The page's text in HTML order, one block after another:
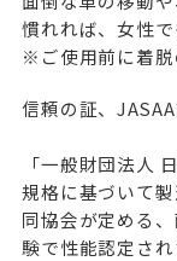
慣れれば、女性
※ご使用前に着脱
信頼の証、
「一般財団法人
規格に基づいて製
同協会が定める
験で性能認定され